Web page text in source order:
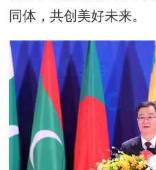
同体，共创美好未来。